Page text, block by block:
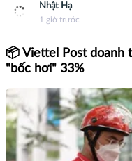
Nhật Hạ
1 giờ trước
📦 Viettel Post doanh
"bốc hơi" 33%